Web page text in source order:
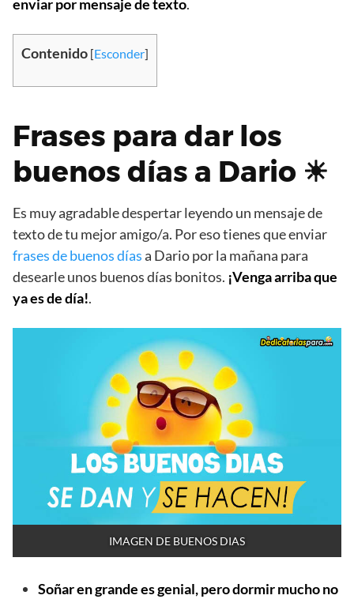
enviar por mensaje de texto.
Contenido [Esconder]
Frases para dar los
buenos días a Dario ☀
Es muy agradable despertar leyendo un mensaje de
texto de tu mejor amigo/a. Por eso tienes que enviar
frases de buenos díasa Dario por la mañana para
desearle unos buenos días bonitos. ¡Venga arriba que
ya es de día!.
IMAGEN DE BUENOS DIAS
Soñar en grande es genial, pero dormir mucho no